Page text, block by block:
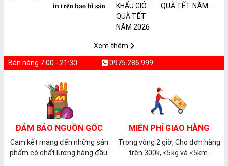
𝐢𝐧 𝐭𝐫𝐞̂𝐧 𝐛𝐚𝐨 𝐛𝐢̀ 𝐬𝐚̉𝐧
QUÀ TẾT NĂM
Xem thêm
Bán hàng 7:00 - 21:30 0975 286 999
ĐẢM BẢO NGUỒN GỐC
Cam kết mang đến những sản
phẩm có chất lượng hàng đầu.
MIỄN PHÍ GIAO HÀNG
Trong vòng 2 giờ, Cho đơn hàng
trên 300k, <5kg và <5km.